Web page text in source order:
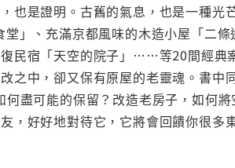
也是證明。古舊的氣息，也是一種光
」、充滿京都風味的木造小屋「二
民宿「天空的院子」……等20間經典
之中，卻又保有原屋的老靈魂。書中
盡可能的保留？改造老房子，如何
，好好地對待它，它將會回饋你很多